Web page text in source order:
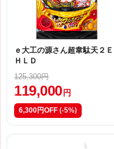
ｅ大工の源さん超韋駄天２Ｅ
ＨＬＤ
125,300円
119,000 円
6,300円OFF (-5%)